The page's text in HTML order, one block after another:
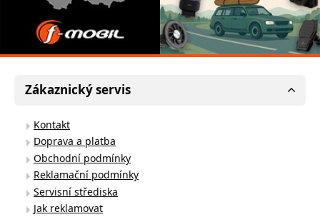
Zákaznický servis
Kontakt
Doprava a platba
Obchodní podmínky
Reklamační podmínky
Servisní střediska
Jak reklamovat